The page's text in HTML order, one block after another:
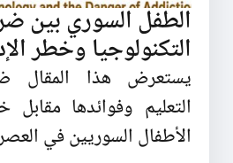
الطفل السوري بين
التكنولوجيا وخطر
يستعرض هذا المقال
التعليم وفوائدها
الأطفال السوريين في